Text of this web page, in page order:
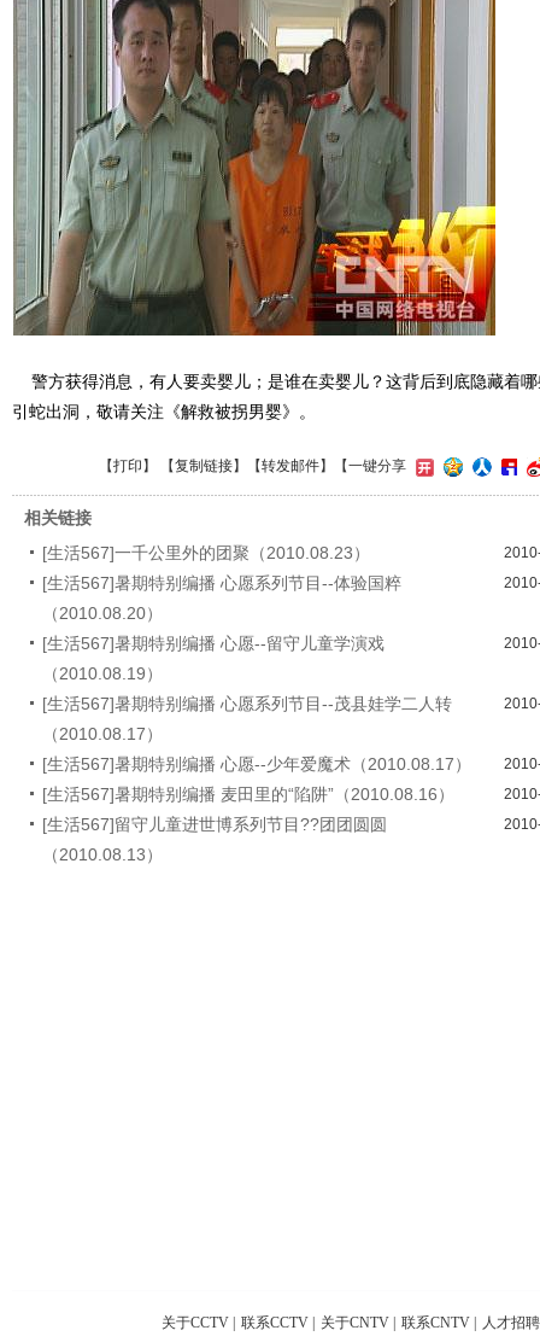
警方获得消息，有人要卖婴儿；是谁在卖婴儿？这背后到底隐藏着
引蛇出洞，敬请关注《解救被拐男婴》。
【打印 】 【复制链接】【转发邮件】 【一键分享
相关链接
[生活567]一千公里外的团聚（2010.08.23）
[生活567]暑期特别编播 心愿系列节目--体验国粹
（2010.08.20）
[生活567]暑期特别编播 心愿--留守儿童学演戏
（2010.08.19）
[生活567]暑期特别编播 心愿系列节目--茂县娃学二人转
（2010.08.17）
[生活567]暑期特别编播 心愿--少年爱魔术（2010.08.17）
[生活567]暑期特别编播 麦田里的“陷阱”（2010.08.16）
[生活567]留守儿童进世博系列节目??团团圆圆
（2010.08.13）
关于CCTV 联系CCTV 关于CNTV 联系CNTV 人才招聘